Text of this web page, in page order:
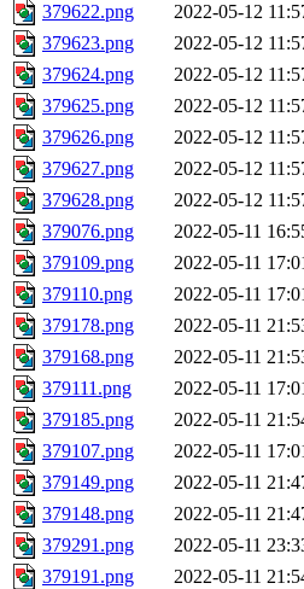
379622.png 2022-05-12
379623.png
2022-05-12
379624.png
2022-05-12
379625.png
2022-05-12
379626.png
2022-05-12
379627.png
2022-05-12
379628.png
2022-05-12
379076.png
2022-05-11
379109.png
2022-05-11
379110.png
2022-05-11
379178.png
2022-05-11
379168.png
2022-05-11
379111.png
2022-05-11
379185.png
2022-05-11
379107.png
2022-05-11
379149.png
2022-05-11
379148.png
2022-05-11
379291.png
2022-05-11
379191.png
2022-05-11